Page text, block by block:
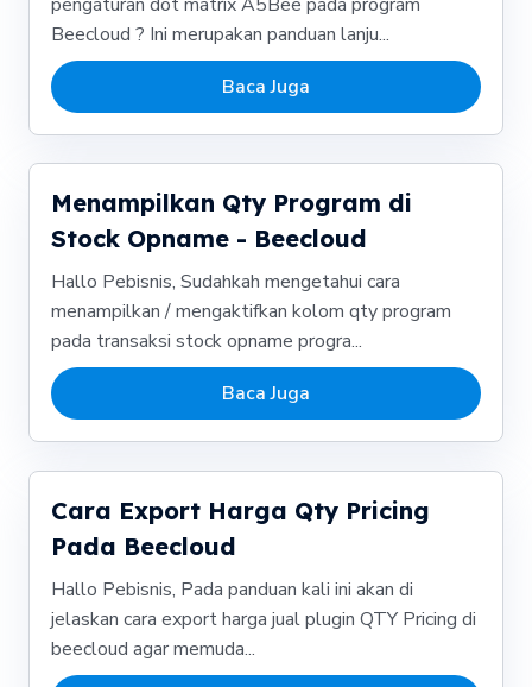
Beecloud ? Ini merupakan panduan lanju...
Baca Juga
Menampilkan Qty Program di
Stock Opname - Beecloud
Hallo Pebisnis, Sudahkah mengetahui cara
menampilkan / mengaktifkan kolom qty program
pada transaksi stock opname progra...
Baca Juga
Cara Export Harga Qty Pricing
Pada Beecloud
Hallo Pebisnis, Pada panduan kali ini akan di
jelaskan cara export harga jual plugin QTY Pricing di
beecloud agar memuda...